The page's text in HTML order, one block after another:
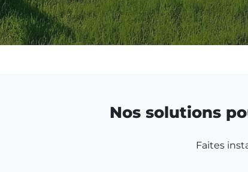
Nos solutions
Faites